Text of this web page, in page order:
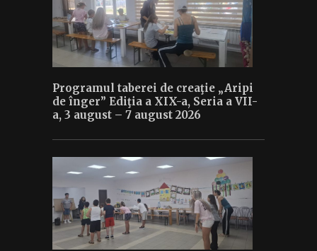
Programul taberei de creaţie „Aripi
de înger” Ediţia a XIX-a, Seria a VII-
a, 3 august – 7 august 2026